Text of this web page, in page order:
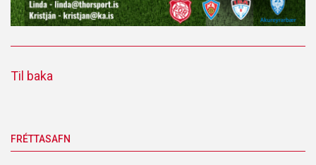
Til baka
FRÉTTASAFN